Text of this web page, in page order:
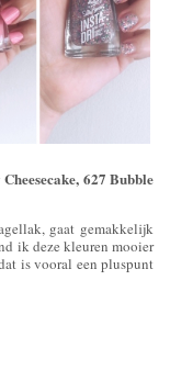
627 Bubble
gaat gemakkelijk
ik deze kleuren mooier
is vooral een pluspunt